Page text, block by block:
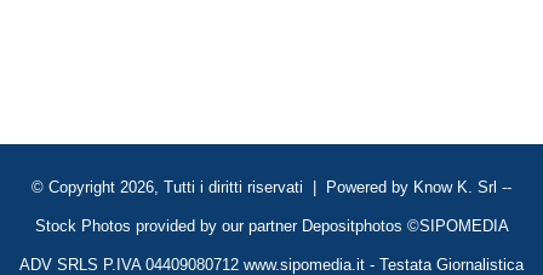
© Copyright 2026, Tutti i diritti riservati | Powered by Know K. Srl --
Stock Photos provided by our partner Depositphotos ©SIPOMEDIA
ADV SRLS P.IVA 04409080712 www.sipomedia.it - Testata Giornalistica